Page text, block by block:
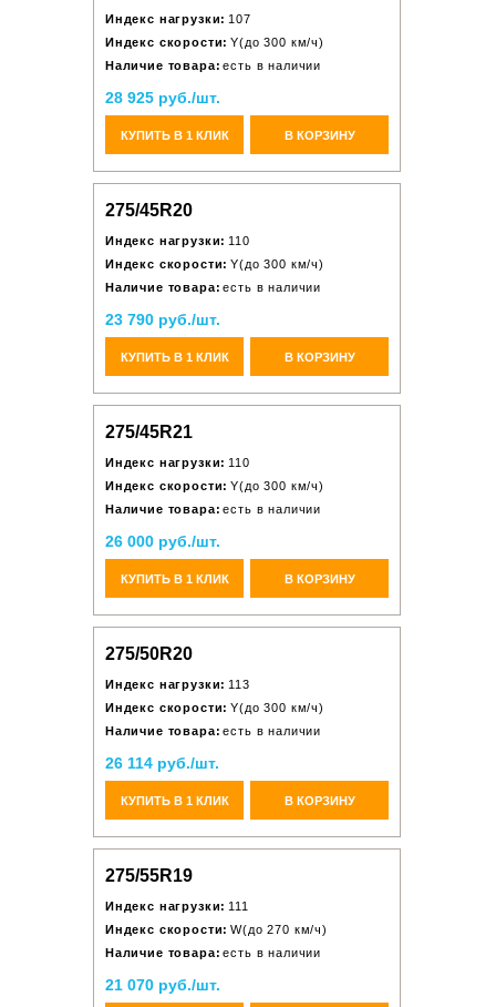
Индекс нагрузки: 107
Индекс скорости: Y(до 300 км/ч)
Наличие товара: есть в наличии
28 925 руб./шт.
КУПИТЬ В 1 КЛИК В КОРЗИНУ
275/45R20
Индекс нагрузки: 110
Индекс скорости: Y(до 300 км/ч)
Наличие товара: есть в наличии
23 790 руб./шт.
КУПИТЬ В 1 КЛИК В КОРЗИНУ
275/45R21
Индекс нагрузки: 110
Индекс скорости: Y(до 300 км/ч)
Наличие товара: есть в наличии
26 000 руб./шт.
КУПИТЬ В 1 КЛИК В КОРЗИНУ
275/50R20
Индекс нагрузки: 113
Индекс скорости: Y(до 300 км/ч)
Наличие товара: есть в наличии
26 114 руб./шт.
КУПИТЬ В 1 КЛИК В КОРЗИНУ
275/55R19
Индекс нагрузки: 111
Индекс скорости: W(до 270 км/ч)
Наличие товара: есть в наличии
21 070 руб./шт.